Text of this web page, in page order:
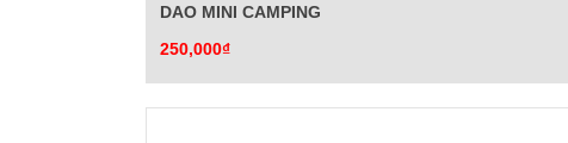
DAO MINI CAMPING
250,000₫